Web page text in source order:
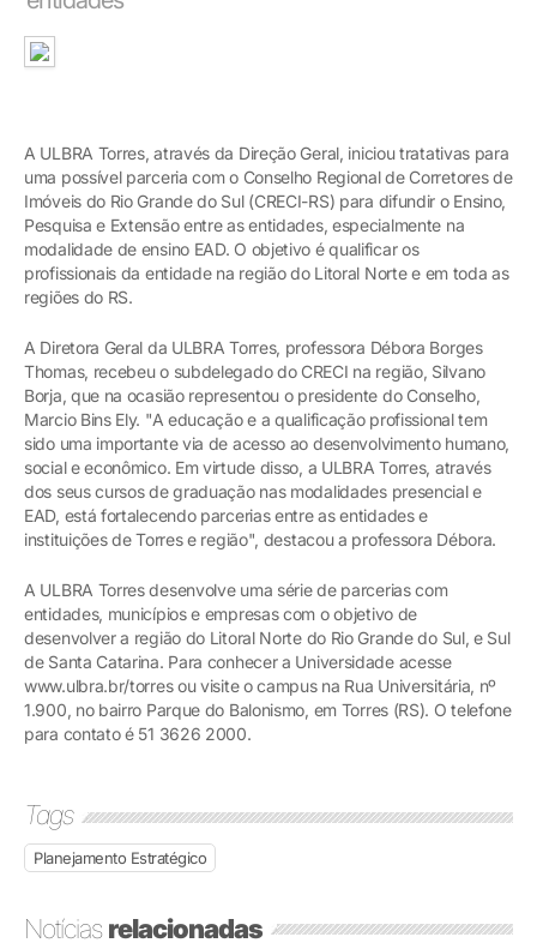
A ULBRA Torres, através da Direção Geral, iniciou tratativas para
uma possível parceria com o Conselho Regional de Corretores de
Imóveis do Rio Grande do Sul (CRECI-RS) para difundir o Ensino,
Pesquisa e Extensão entre as entidades, especialmente na
modalidade de ensino EAD. O objetivo é qualificar os
profissionais da entidade na região do Litoral Norte e em toda as
regiões do RS.
A Diretora Geral da ULBRA Torres, professora Débora Borges
Thomas, recebeu o subdelegado do CRECI na região, Silvano
Borja, que na ocasião representou o presidente do Conselho,
Marcio Bins Ely. "A educação e a qualificação profissional tem
sido uma importante via de acesso ao desenvolvimento humano,
social e econômico. Em virtude disso, a ULBRA Torres, através
dos seus cursos de graduação nas modalidades presencial e
EAD, está fortalecendo parcerias entre as entidades e
instituições de Torres e região", destacou a professora Débora.
A ULBRA Torres desenvolve uma série de parcerias com
entidades, municípios e empresas com o objetivo de
desenvolver a região do Litoral Norte do Rio Grande do Sul, e Sul
de Santa Catarina. Para conhecer a Universidade acesse
www.ulbra.br/torres ou visite o campus na Rua Universitária, nº
1.900, no bairro Parque do Balonismo, em Torres (RS). O telefone
para contato é 51 3626 2000.
Tags
Planejamento Estratégico
Notíciasrelacionadas